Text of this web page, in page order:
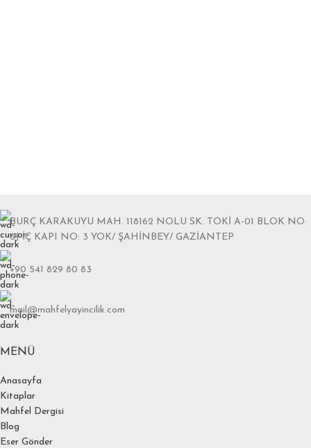
BURÇ KARAKUYU MAH. 118162 NOLU SK. TOKİ A-01 BLOK NO:
6J İÇ KAPI NO: 3 YOK/ ŞAHİNBEY/ GAZİANTEP
+90 541 829 80 83
mail@mahfelyayincilik.com
MENÜ
Anasayfa
Kitaplar
Mahfel Dergisi
Blog
Eser Gönder